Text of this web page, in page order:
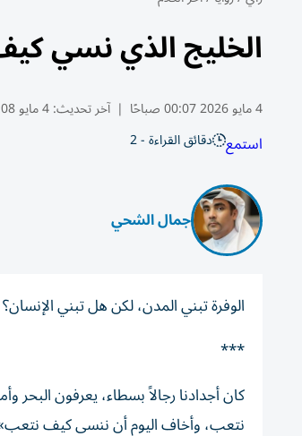
الخليج الذي نسي
4 مايو 2026 00:07 صباحًا | آخر تحديث:4 مايو 00:08 2026
استمع دقائق القراءة - 2
جمال الشحي
الوفرة تبني المدن، لكن هل تبني الإنسان؟
***
كان أجدادنا رجالاً بسطاء، يعرفون البحر
نتعب، وأخاف اليوم أن ننسى كيف